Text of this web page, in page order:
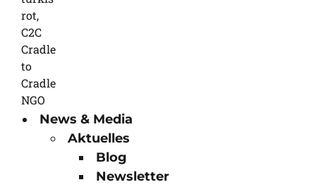
News & Media
Aktuelles
Blog
Newsletter